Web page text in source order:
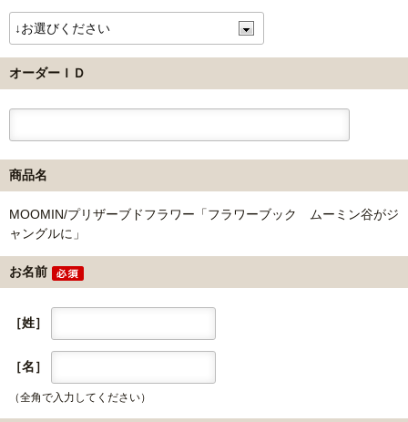
オーダーＩＤ
商品名
MOOMIN/プリザーブドフラワー「フラワーブック ムーミン谷がジ
ャングルに」
お名前
［姓］
［名］
（全角で入力してください）